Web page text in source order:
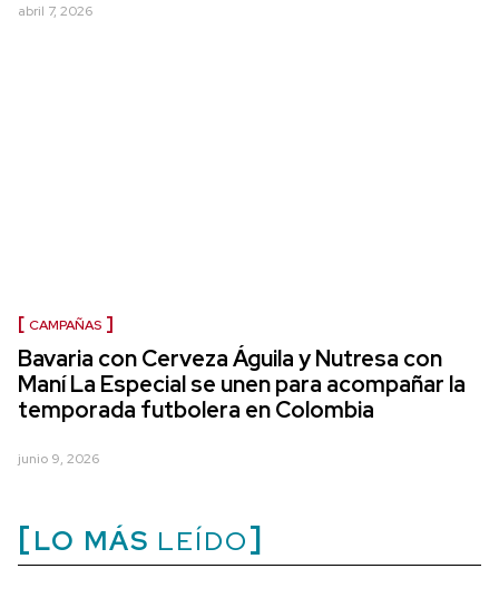
abril 7, 2026
CAMPAÑAS
Bavaria con Cerveza Águila y Nutresa con
Maní La Especial se unen para acompañar la
temporada futbolera en Colombia
junio 9, 2026
LO MÁS LEÍDO